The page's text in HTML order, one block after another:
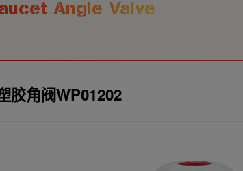
Angle Valve
胶角阀WP01202